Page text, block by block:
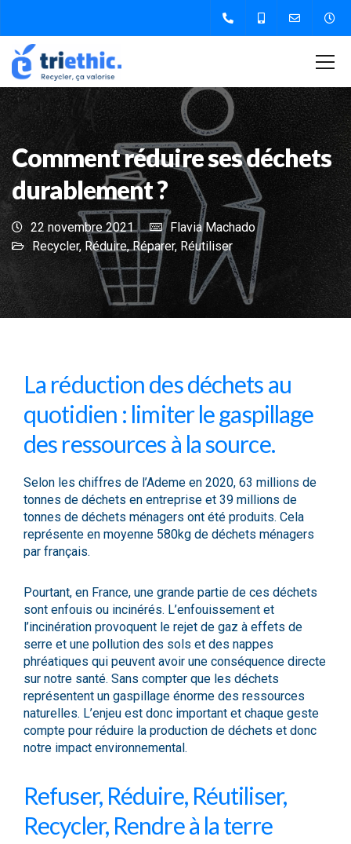
Comment réduire ses déchets
durablement ?
22 novembre 2021
Flavia Machado
Recycler, Réduire,Réparer, Réutiliser
La réduction des déchets au
quotidien : limiter le gaspillage
des ressources à la source.
Selon les chiffres de l’Ademe en 2020, 63 millions de
tonnes de déchets en entreprise et 39 millions de
tonnes de déchets ménagers ont été produits. Cela
représente en moyenne 580kg de déchets ménagers
par français.
Pourtant, en France, une grande partie de ces déchets
sont enfouis ou incinérés. L’enfouissement et
l’incinération provoquent le rejet de gaz à effets de
serre et une pollution des sols et des nappes
phréatiques qui peuvent avoir une conséquence directe
sur notre santé. Sans compter que les déchets
représentent un gaspillage énorme des ressources
naturelles. L’enjeu est donc important et chaque geste
compte pour réduire la production de déchets et donc
notre impact environnemental.
Refuser, Réduire, Réutiliser,
Recycler, Rendre à la terre